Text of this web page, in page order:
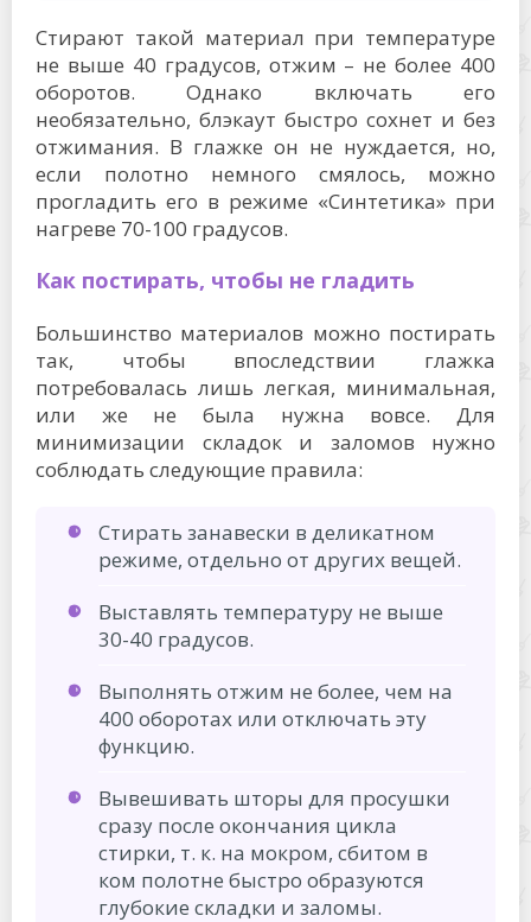
Стирают такой материал при температуре
не выше 40 градусов, отжим – не более 400
оборотов. Однако включать его
необязательно, блэкаут быстро сохнет и без
отжимания. В глажке он не нуждается, но,
если полотно немного смялось, можно
прогладить его в режиме «Синтетика» при
нагреве 70-100 градусов.
Как постирать, чтобы не гладить
Большинство материалов можно постирать
так, чтобы впоследствии глажка
потребовалась лишь легкая, минимальная,
или же не была нужна вовсе. Для
минимизации складок и заломов нужно
соблюдать следующие правила:
Стирать занавески в деликатном
режиме, отдельно от других вещей.
Выставлять температуру не выше
30-40 градусов.
Выполнять отжим не более, чем на
400 оборотах или отключать эту
функцию.
Вывешивать шторы для просушки
сразу после окончания цикла
стирки, т. к. на мокром, сбитом в
ком полотне быстро образуются
глубокие складки и заломы.